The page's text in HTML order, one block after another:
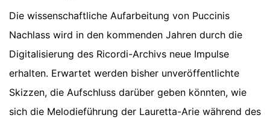
Die wissenschaftliche Aufarbeitung von Puccinis
Nachlass wird in den kommenden Jahren durch die
Digitalisierung des Ricordi-Archivs neue Impulse
erhalten. Erwartet werden bisher unveröffentlichte
Skizzen, die Aufschluss darüber geben könnten, wie
sich die Melodieführung der Lauretta-Arie während des